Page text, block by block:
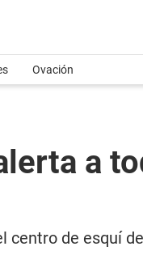
Ovación
a
centro de esquí